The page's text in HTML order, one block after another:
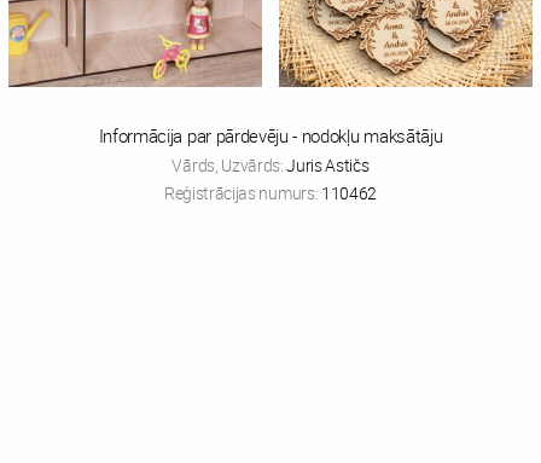
Informācija par pārdevēju - nodokļu maksātāju
Vārds, Uzvārds:Juris Astičs
Reģistrācijas numurs: 110462